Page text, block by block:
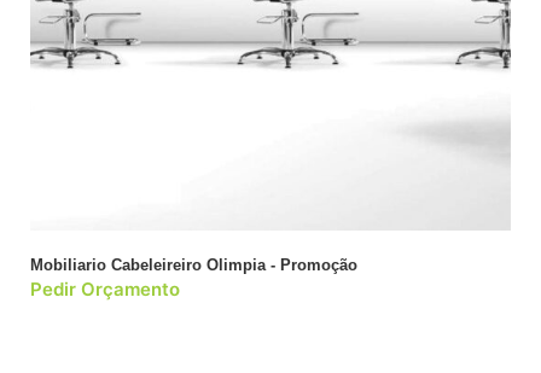
Mobiliario Cabeleireiro Olimpia - Promoção
Pedir Orçamento